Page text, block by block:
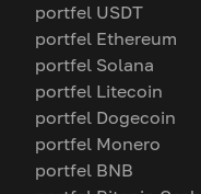
portfel USDT
portfel Ethereum
portfel Solana
portfel Litecoin
portfel Dogecoin
portfel Monero
portfel BNB